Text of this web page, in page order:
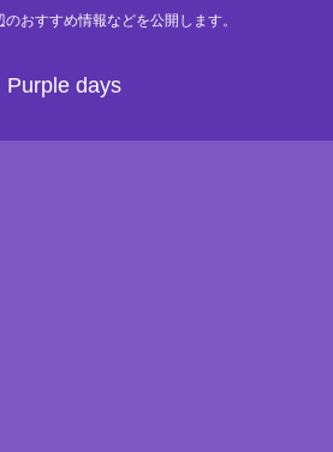
おすすめ情報などを公開します。
Purple days